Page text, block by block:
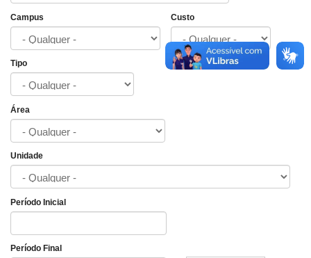
Campus Custo
Tipo
Área
Unidade
Período Inicial
Período Final